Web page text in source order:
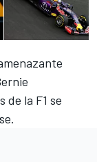
la F1 se